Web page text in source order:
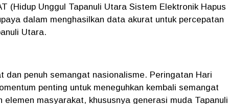
(Hidup Unggul Tapanuli Utara Sistem Elektronik Hapus
dalam menghasilkan data akurat untuk percepatan
Utara.
dan penuh semangat nasionalisme. Peringatan Hari
penting untuk meneguhkan kembali semangat
masyarakat, khususnya generasi muda Tapanuli